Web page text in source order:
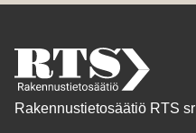
Rakennustietosäätiö RTS sr